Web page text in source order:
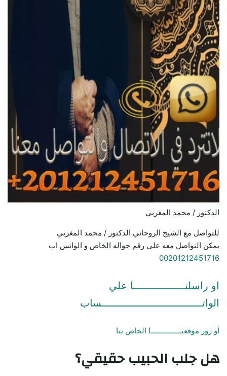
الدكتور / محمد المغربي
للتواصل مع الشيخ الروحاني الدكتور / محمد المغربي
يمكن التواصل معه على رقم جواله الخاص و الواتس اب
00201212451716
او راسلنـــــــــــــــــا علي
الواتـــــــــــــــــــــــــــــــــساب
أو زور موقعنـــــــــــــــا الخاص بنا
هل جلب الحبيب حقيقي؟